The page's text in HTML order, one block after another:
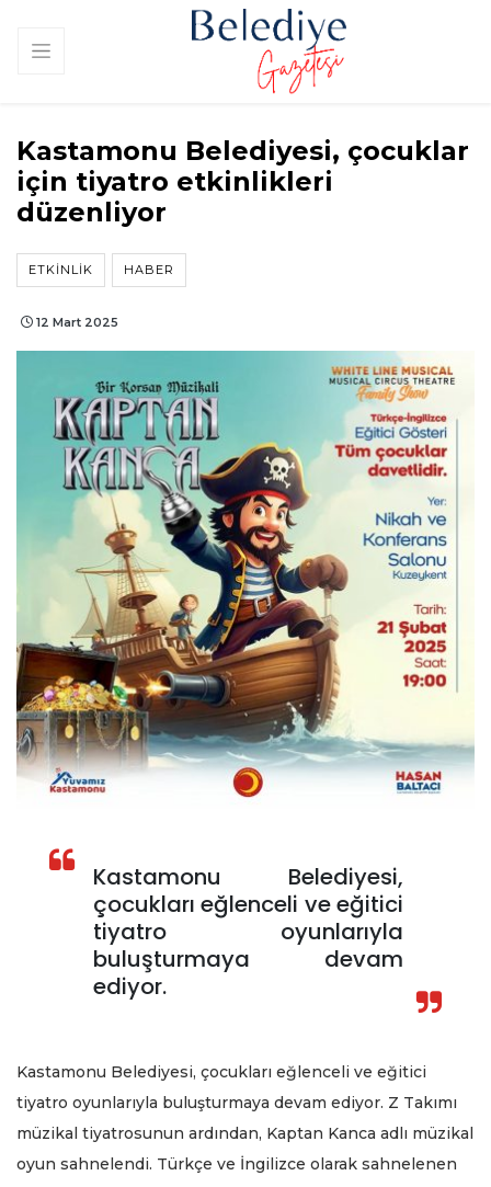
Kastamonu Belediyesi, çocuklar
için tiyatro etkinlikleri
düzenliyor
ETKINLIK HABER
12 Mart 2025
Kastamonu Belediyesi,
çocukları eğlenceli ve eğitici
tiyatro oyunlarıyla
buluşturmaya devam
ediyor.
Kastamonu Belediyesi, çocukları eğlenceli ve eğitici
tiyatro oyunlarıyla buluşturmaya devam ediyor. Z Takımı
müzikal tiyatrosunun ardından, Kaptan Kanca adlı müzikal
oyun sahnelendi. Türkçe ve İngilizce olarak sahnelenen